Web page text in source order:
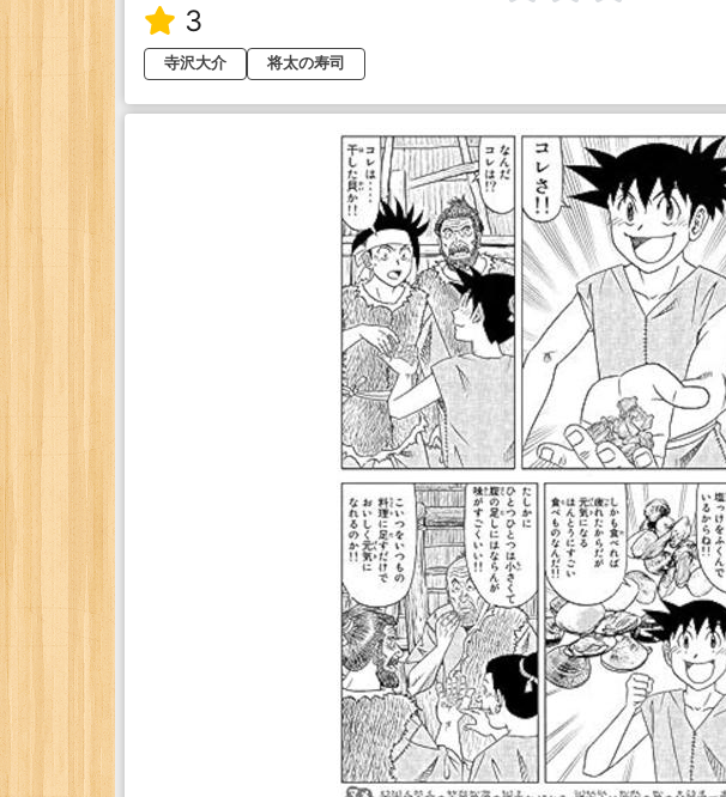
3
寺沢大介
将太の寿司